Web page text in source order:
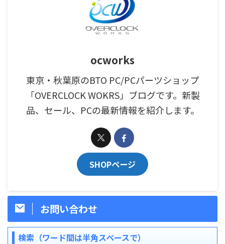
ocworks
東京・秋葉原のBTO PC/PCパーツショップ
「OVERCLOCK WOKRS」ブログです。新製
品、セール、PCの最新情報を紹介します。
SHOPページ
お問い合わせ
検索（ワード間は半角スペースで）